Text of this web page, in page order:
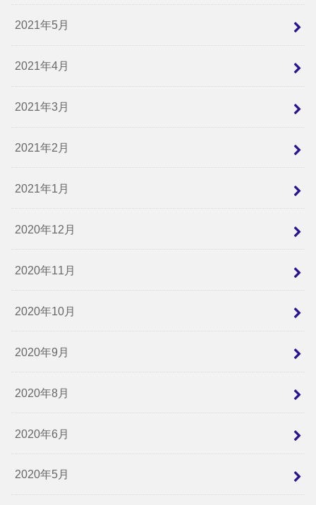
2021年5月
2021年4月
2021年3月
2021年2月
2021年1月
2020年12月
2020年11月
2020年10月
2020年9月
2020年8月
2020年6月
2020年5月